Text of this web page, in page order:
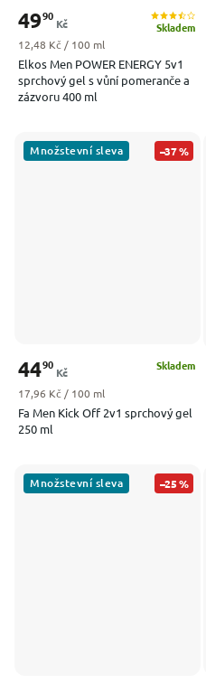
Elkos Men POWER ENERGY 5v1
sprchový gel s vůní pomeranče a
zázvoru 400 ml
Skladem
4990
Kč
Měrná cena:
12,48 Kč / 100 ml
Množstevní sleva –37 %
Fa Men Kick Off 2v1 sprchový gel
250 ml
Skladem
4490
Kč
Měrná cena:
17,96 Kč / 100 ml
Množstevní sleva –25 %